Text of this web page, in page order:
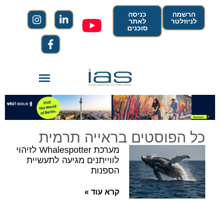
הרשמה
לניוזלטר
כניסה
לאתר
סוכנים
כל הפוסטים בראייה תרמית
מערכת Whalespotter לזיהוי
לווייתנים מגיעה לתעשיית
הספנות
קרא עוד »